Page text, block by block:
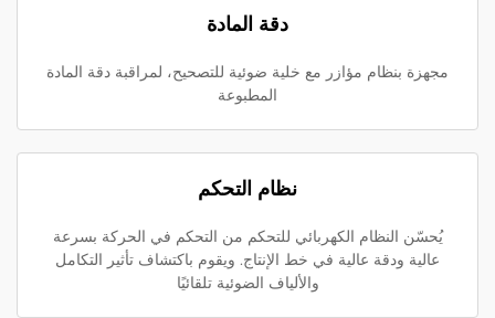
دقة المادة
مجهزة بنظام مؤازر مع خلية ضوئية للتصحيح، لمراقبة دقة المادة
المطبوعة
نظام التحكم
يُحسّن النظام الكهربائي للتحكم من التحكم في الحركة بسرعة
عالية ودقة عالية في خط الإنتاج. ويقوم باكتشاف تأثير التكامل
والألياف الضوئية تلقائيًا